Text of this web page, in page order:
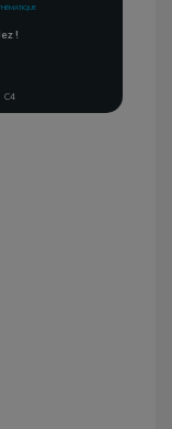
!
C4